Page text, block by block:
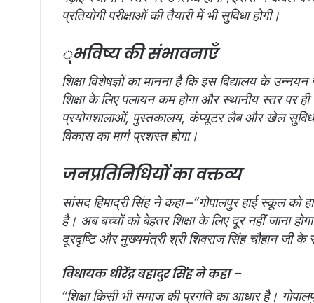
प्रतियोगी परीक्षाओं की तैयारी में भी सुविधा होगी।
्भविष्य की संभावनाएँ
शिक्षा विशेषज्ञों का मानना है कि इस विद्यालय के
शिक्षा के लिए पलायन कम होगा और स्थानीय स्तर पर ही
प्रयोगशालाओं, पुस्तकालय, कंप्यूटर लैब और खेल
विकास का मार्ग प्रशस्त होगा।
जनप्रतिनिधियों का वक्तव्य
सांसद हिमाद्री सिंह ने कहा –“गोपालपुर हाई स्कूल को
है। अब बच्चों को बेहतर शिक्षा के लिए दूर नहीं जाना
दूरदृष्टि और मुख्यमंत्री श्री शिवराज सिंह चौहान जी
विधायक धीरेंद्र बहादुर सिंह ने कहा –
“शिक्षा किसी भी समाज की प्रगति का आधार है।